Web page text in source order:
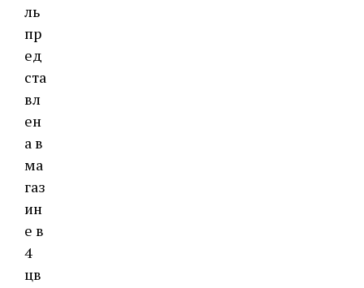
ль
пр
ед
ста
вл
ен
а в
ма
газ
ин
е в
4
цв